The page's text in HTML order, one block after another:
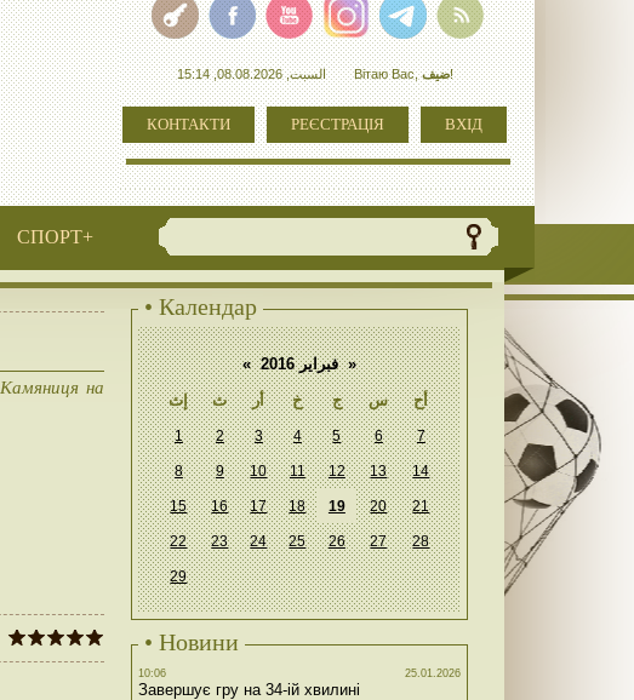
السبت, 08.08.2026, 15:14 Вітаю Вас,ضيف!
КОНТАКТИ РЕЄСТРАЦІЯ ВХІД
СПОРТ+
на
• Календар
« فبراير 2016 »
إث
ث أر خ ج س أح
1 2 3 4 5 6 7
8 9 10 11 12 13 14
15 16 17 18 19 20 21
22 23 24 25 26 27 28
29
• Новини
10:06 25.01.2026
Завершує гру на 34-ій хвилині